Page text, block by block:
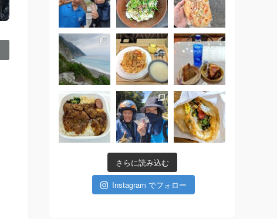
さらに読み込む
Instagram でフォロー